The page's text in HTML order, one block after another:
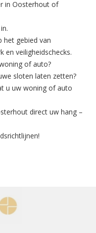
in Oosterhout of
het gebied van
en veiligheidschecks.
of auto?
sloten laten zetten?
u uw woning of auto
direct uw hang –